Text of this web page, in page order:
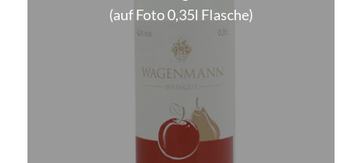
(auf Foto 0,35l Flasche)